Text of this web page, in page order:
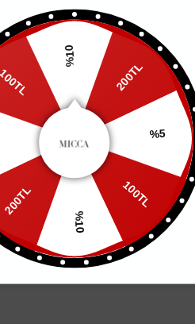
%10 200TL
100TL
%10
200TL
100TL